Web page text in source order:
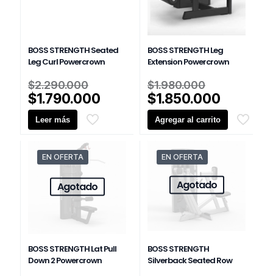
BOSS STRENGTH Seated
Leg Curl Powercrown
$2.290.000
precio
original
era:
$1.790.000
$1.790.000.
Leer más
BOSS STRENGTH Leg
Extension Powercrown
$1.980.000
precio
original
era:
$1.850.000
precio
actual
Agregar al carrito
EN OFERTA
Agotado
BOSS STRENGTH Lat Pull
Down 2 Powercrown
EN OFERTA
Agotado
BOSS STRENGTH
Silverback Seated Row